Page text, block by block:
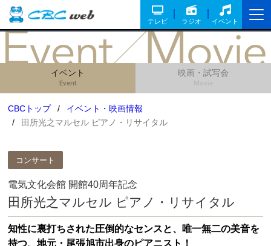
テレビ ラジオ イベント
イベント
Event
映画・試写会
CBCトップ
イベント・映画情報
田所光之マルセル ピアノ・リサイタル
コンサート
電気文化会館 開館40周年記念
田所光之マルセル ピアノ・リサイタル
知性に裏打ちされた圧倒的なセンスと、唯一無二の美音を
持つ、地元・尾張旭市出身のピアニスト！